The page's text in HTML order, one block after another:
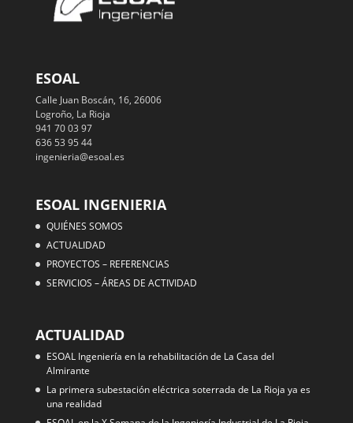
ESOAL
Calle Juan Boscán, 16, 26006
Logroño, La Rioja
941 70 03 97
636 53 95 44
ingenieria@esoal.es
ESOAL INGENIERIA
QUIÉNES SOMOS
ACTUALIDAD
PROYECTOS – REFERENCIAS
SERVICIOS – ÁREAS DE ACTIVIDAD
ACTUALIDAD
ESOAL Ingeniería en la rehabilitación de La Casa del
Almirante
La primera subestación eléctrica soterrada de La Rioja ya es
una realidad